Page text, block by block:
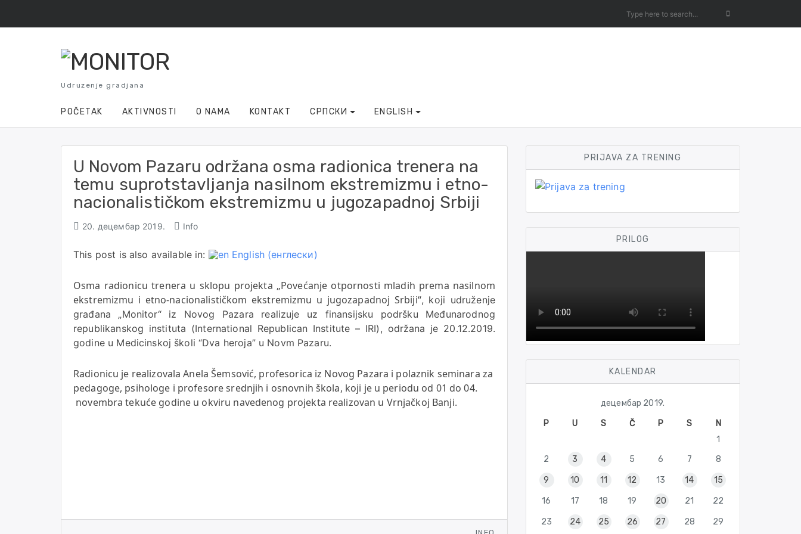
to
content
Udruzenje gradjana
POČETAK AKTIVNOSTI O NAMA KONTAKT СРПСКИ ENGLISH
U Novom Pazaru održana osma radionica trenera na
temu suprotstavljanja nasilnom ekstremizmu i etno-
nacionalističkom ekstremizmu u jugozapadnoj Srbiji
20. децембар 2019. Info
This post is also available in: English(енглески)
Osma radionicu trenera u sklopu projekta „Povećanje otpornosti mladih prema nasilnom
ekstremizmu i etno-nacionalističkom ekstremizmu u jugozapadnoj Srbiji“, koji udruženje
građana „Monitor“ iz Novog Pazara realizuje uz finansijsku podršku Međunarodnog
republikanskog instituta (International Republican Institute – IRI) , održana je 20.12.2019.
godine u Medicinskoj školi “Dva heroja” u Novm Pazaru.
Radionicu je realizovala Anela Šemsović, profesorica iz Novog Pazara i polaznik seminara za
pedagoge, psihologe i profesore srednjih i osnovnih škola, koji je u periodu od 01 do 04.
novembra tekuće godine u okviru navedenog projekta realizovan u Vrnjačkoj Banji.
PRIJAVA ZA TRENING
PRILOG
KALENDAR
децембар 2019.
P
U S Č P S
N
1
2
3 4 5 6 7 8
9 10 11 12 13 14 15
16 17 18 19 20 21 22
23 24 25 26 27 28 29